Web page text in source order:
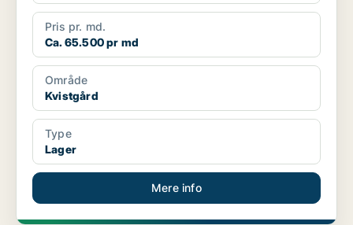
Pris pr. md.
Ca. 65.500 pr md
Område
Kvistgård
Type
Lager
Mere info